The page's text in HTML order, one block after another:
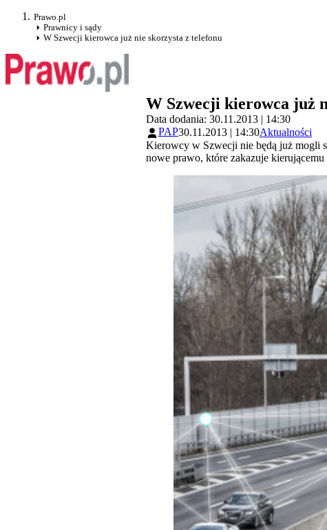
Prawo.pl
Prawnicy i sądy
W Szwecji kierowca już nie skorzysta z telefonu
W Szwecji kierowca już
Data dodania: 30.11.2013 | 14:30
PAP30.11.2013 | 14:30Aktualności
Kierowcy w Szwecji nie będą już mogli
nowe prawo, które zakazuje